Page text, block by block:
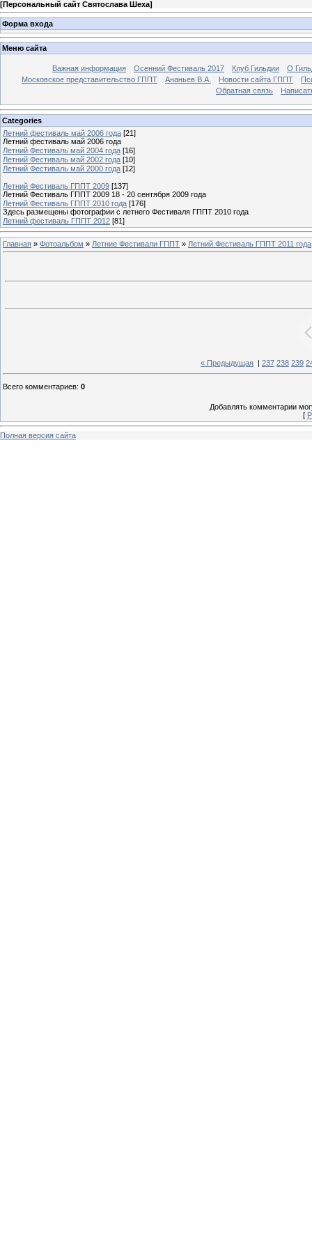
[Персональный сайт Святослава Шеха]
Форма входа
Меню сайта
Важная информация Осенний Фестиваль 2017 Клуб Гильдии
О
Московское представительство ГППТ
Ананьев В.А. Новости сайта ГППТ
Обратная связь
Categories
Летний фестиваль май 2006 года [21]
Летний фестиваль май 2006 года
Летний Фестиваль май 2004 года [16]
Летний Фестиваль май 2002 года [10]
Летний Фестиваль май 2000 года [12]
Летний Фестиваль ГППТ 2009 [137]
Летний Фестиваль ГППТ 2009 18 - 20 сентября 2009 года
Летний Фестиваль ГППТ 2010 года [176]
Здесь размещены фотографии с летнего Фестиваля ГППТ 2010 года
Летний фестиваль ГППТ 2012 [81]
Главная » Фотоальбом » Летние Фестивали ГППТ » Летний Фестиваль ГППТ 2011 года
« Предыдущая 237 238 239
Всего комментариев: 0
Добавлять комментарии
[
Полная версия сайта